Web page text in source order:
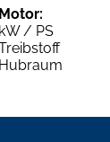
Motor:
kW / PS
Hubraum